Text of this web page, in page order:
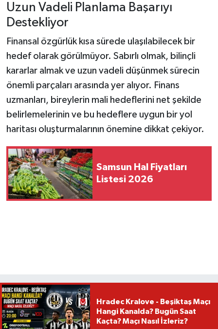
Uzun Vadeli Planlama Başarıyı
Destekliyor
Finansal özgürlük kısa sürede ulaşılabilecek bir
hedef olarak görülmüyor. Sabırlı olmak, bilinçli
kararlar almak ve uzun vadeli düşünmek sürecin
önemli parçaları arasında yer alıyor. Finans
uzmanları, bireylerin mali hedeflerini net şekilde
belirlemelerinin ve bu hedeflere uygun bir yol
haritası oluşturmalarının önemine dikkat çekiyor.
Samsun Hal Fiyatları
Listesi 2026
Hradec Kralove - Beşiktaş Maçı
Hangi Kanalda? Bugün Saat
Kaçta? Maçı Nasıl İzleriz?